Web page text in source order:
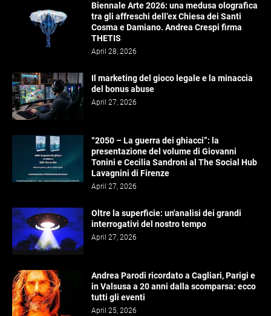
Biennale Arte 2026: una medusa olografica
tra gli affreschi dell’ex Chiesa dei Santi
Cosma e Damiano. Andrea Crespi firma
THETIS
April 28, 2026
Il marketing del gioco legale e la minaccia
del bonus abuse
April 27, 2026
“2050 – La guerra dei ghiacci”: la
presentazione del volume di Giovanni
Tonini e Cecilia Sandroni al The Social Hub
Lavagnini di Firenze
April 27, 2026
Oltre la superficie: un'analisi dei grandi
interrogativi del nostro tempo
April 27, 2026
Andrea Parodi ricordato a Cagliari, Parigi e
in Valsusa a 20 anni dalla scomparsa: ecco
tutti gli eventi
April 25, 2026